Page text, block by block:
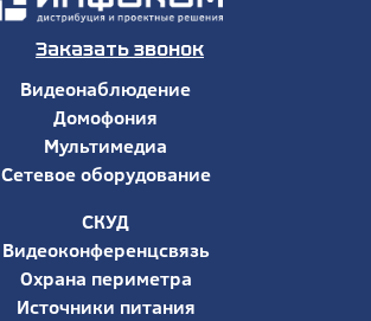
Заказать звонок
Видеонаблюдение
Домофония
Мультимедиа
Сетевое оборудование
СКУД
Видеоконференцсвязь
Охрана периметра
Источники питания